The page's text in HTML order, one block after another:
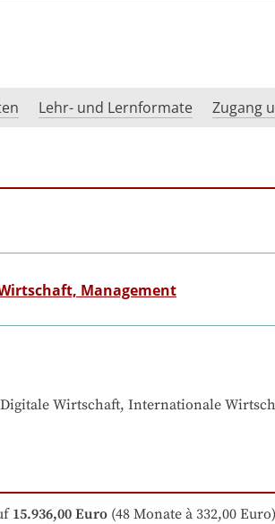
Lehr- und Lernformate Zugang
Management
Digitale Wirtschaft, Internationale
15.936,00 Euro (48 Monate à 332,00